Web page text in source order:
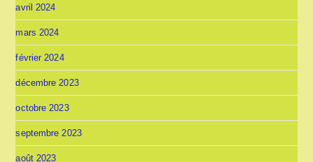
avril 2024
mars 2024
février 2024
décembre 2023
octobre 2023
septembre 2023
août 2023